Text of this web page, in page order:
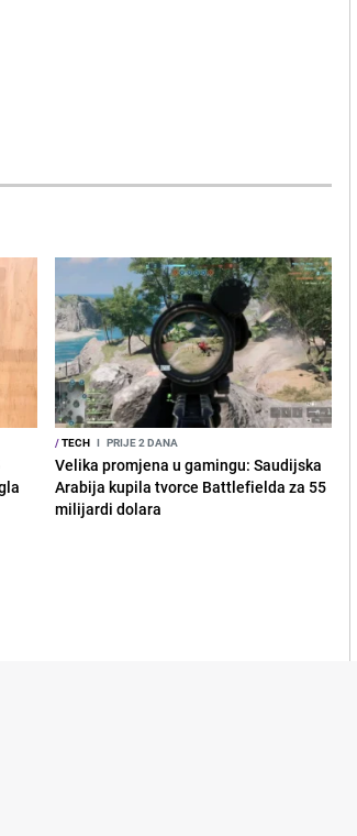
/TECH I PRIJE 2 DANA
Velika promjena u gamingu: Saudijska
Arabija kupila tvorce Battlefielda za 55
milijardi dolara